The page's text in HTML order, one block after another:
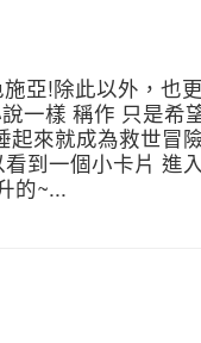
亞!除此以外，也
一樣 稱作 只是希
來就成為救世冒
到一個小卡片 進
的~...